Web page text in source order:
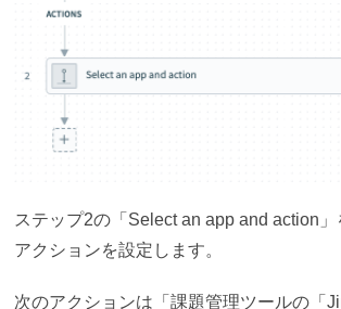
ステップ2の「Select an app and action
アクションを設定します。
次のアクションは「課題管理ツールの「